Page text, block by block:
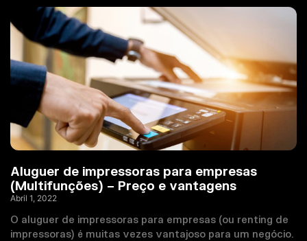
Aluguer de impressoras para empresas
(Multifunções) – Preço e vantagens
Abril 1, 2022
O aluguer de impressoras para empresas (ou renting de
impressoras) é muitas vezes vantajoso para um negócio.